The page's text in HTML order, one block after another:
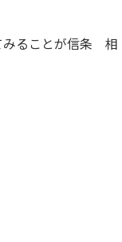
みることが信条 相